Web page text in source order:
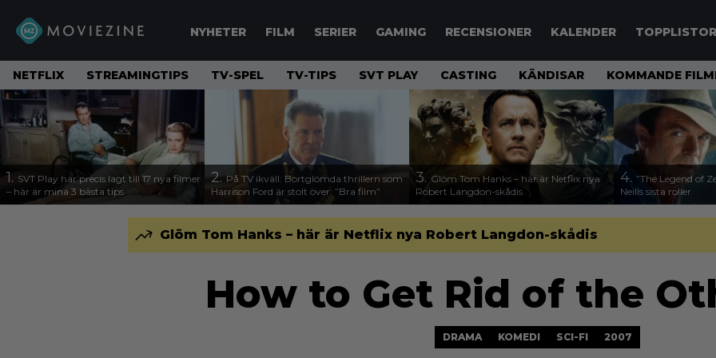
NYHETER FILM SERIER GAMING RECENSIONER KALENDER TOPPLISTOR
NETFLIX STREAMINGTIPS TV-SPEL TV-TIPS SVT PLAY CASTING KÄNDISAR KOMMANDE
1. SVT Play har precis lagt till 17 nya filmer
– här är mina 3 bästa tips
2. På TV ikväll: Bortglömda thrillern som
Harrison Ford är stolt över: ”Bra film”
3. Glöm Tom Hanks – här är Netflix nya
Robert Langdon-skådis
4. ”The Legend of
Neills sista roller
Glöm Tom Hanks – här är Netflix nya Robert Langdon-skådis
How to Get Rid of the
DRAMA KOMEDI SCI-FI 2007